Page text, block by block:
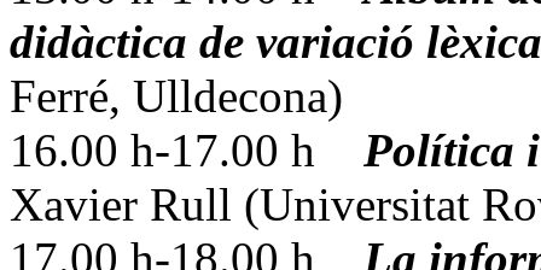
didàctica de variació lèxica
Ferré, Ulldecona)
16.00 h-17.00 h Política
Xavier Rull (Universitat
17.00 h-18.00 h La